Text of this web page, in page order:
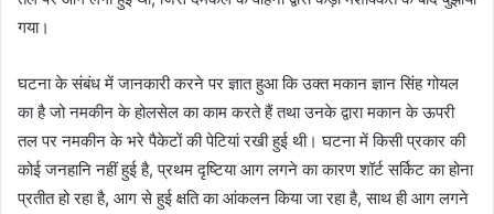
गया।
घटना के संबंध में जानकारी करने पर ज्ञात हुआ कि उक्त मकान ज्ञान सिंह गोयल
का है जो नमकीन के होलसेल का काम करते हैं तथा उनके द्वारा मकान के ऊपरी
तल पर नमकीन के भरे पैकेटों की पेटियां रखी हुई थी। घटना में किसी प्रकार की
कोई जनहानि नहीं हुई है, प्रथम दृष्टिया आग लगने का कारण शॉर्ट सर्किट का होना
प्रतीत हो रहा है, आग से हुई क्षति का आंकलन किया जा रहा है, साथ ही आग लगने